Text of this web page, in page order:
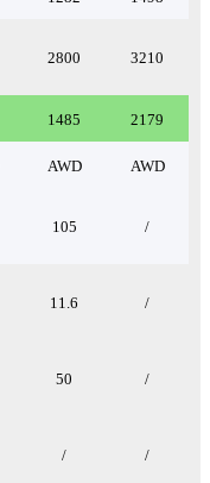
2800 3210
1485 2179
AWD AWD
105 /
11.6 /
50 /
/ /